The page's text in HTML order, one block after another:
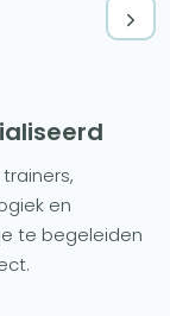
en
te begeleiden